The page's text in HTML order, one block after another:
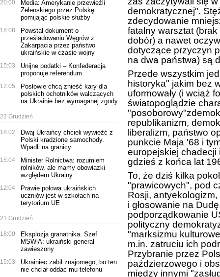
20:00
Media: Amerykanie przewieźli
Zełenskiego przez Polskę
pomijając polskie służby
18:08
Powstał dokument o
prześladowaniu Węgrów z
Zakarpacia przez państwo
ukraińskie w czasie wojny
15:03
Unijne podatki – Konfederacja
proponuje referendum
12:05
Posłowie chcą znieść kary dla
polskich ochotników walczących
na Ukrainie bez wymaganej zgody
22 Grudzień
18:02
Dwaj Ukraińcy chcieli wywieźć z
Polski kradzione samochody.
Wpadli na granicy
15:04
Minister Rolnictwa: rozumiem
rolników, ale mamy obowiązki
względem Ukrainy
12:04
Prawie połowa ukraińskich
uczniów jest w szkołach na
terytorium UE
21 Grudzień
18:00
Eksplozja granatnika. Szef
MSWiA: ukraiński generał
zawieszony
15:03
Ukrainiec zabił znajomego, bo ten
nie chciał oddać mu telefonu
demokratycznej".
zdecydowanie
fatalny warsztat
dobór) a nawet
dotyczące przyczyn
na dwa państwa) są
Przede wszystkim
historyka" jakim bez
uformowały (i wciąż
światopoglądzie
republikanizm,
liberalizm, państwo
punkcie Maja '68 i
europejskiej
gdzieś z końca lat
To, że dziś kilka
"prawicowych", pod
Rosji,
i głosowanie na
podporządkowanie
polityczny
"marksizmu
m.in. zatruciu ich
Przybranie przez
paździerzowego i
między innymi